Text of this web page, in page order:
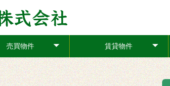
売買物件 賃貸物件